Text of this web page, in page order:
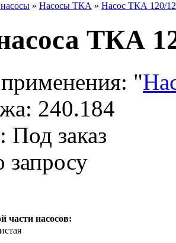
» Насосы ТКА » Насос ТКА 120/
ТКА
"
240.184
Под заказ
части насосов: